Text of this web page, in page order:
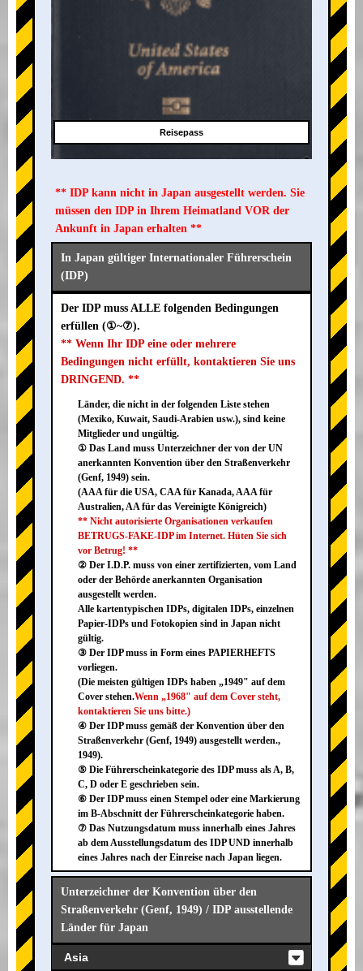
Reisepass
** IDP kann nicht in Japan ausgestellt werden. Sie
müssen den IDP in Ihrem Heimatland VOR der
Ankunft in Japan erhalten **
In Japan gültiger Internationaler Führerschein
(IDP)
Der IDP muss ALLE folgenden Bedingungen
erfüllen (①~⑦).
** Wenn Ihr IDP eine oder mehrere
Bedingungen nicht erfüllt, kontaktieren Sie uns
DRINGEND. **
Länder, die nicht in der folgenden Liste stehen
(Mexiko, Kuwait, Saudi-Arabien usw.), sind keine
Mitglieder und ungültig.
① Das Land muss Unterzeichner der von der UN
anerkannten Konvention über den Straßenverkehr
(Genf, 1949) sein.
(AAA für die USA, CAA für Kanada, AAA für
Australien, AA für das Vereinigte Königreich)
** Nicht autorisierte Organisationen verkaufen
BETRUGS-FAKE-IDP im Internet. Hüten Sie sich
vor Betrug! **
② Der I.D.P. muss von einer zertifizierten, vom Land
oder der Behörde anerkannten Organisation
ausgestellt werden.
Alle kartentypischen IDPs, digitalen IDPs, einzelnen
Papier-IDPs und Fotokopien sind in Japan nicht
gültig.
③ Der IDP muss in Form eines PAPIERHEFTS
vorliegen.
(Die meisten gültigen IDPs haben „1949" auf dem
Cover stehen.Wenn „1968" auf dem Cover steht,
kontaktieren Sie uns bitte.)
④ Der IDP muss gemäß der Konvention über den
Straßenverkehr (Genf, 1949) ausgestellt werden.,
1949).
⑤ Die Führerscheinkategorie des IDP muss als A, B,
C, D oder E geschrieben sein.
⑥ Der IDP muss einen Stempel oder eine Markierung
im B-Abschnitt der Führerscheinkategorie haben.
⑦ Das Nutzungsdatum muss innerhalb eines Jahres
ab dem Ausstellungsdatum des IDP UND innerhalb
eines Jahres nach der Einreise nach Japan liegen.
Unterzeichner der Konvention über den
Straßenverkehr (Genf, 1949) / IDP ausstellende
Länder für Japan
Asia